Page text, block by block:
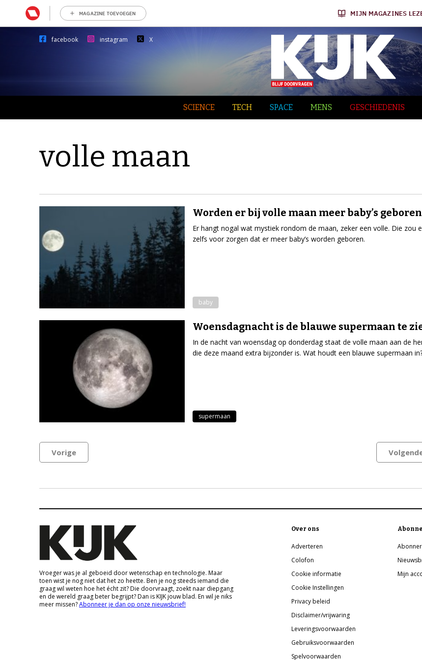
MAGAZINE TOEVOEGEN MIJN MAGAZINES
facebook instagram X
SCIENCE TECH SPACE MENS GESCHIEDENIS
volle maan
Worden er bij volle maan meer baby’s
Er hangt nogal wat mystiek rondom de maan, zeker een volle. Die zou
zelfs voor zorgen dat er meer baby’s worden geboren.
baby
Woensdagnacht is de blauwe supermaan te
In de nacht van woensdag op donderdag staat de volle maan aan de
die deze maand extra bijzonder is. Wat houdt een blauwe supermaan
supermaan
Vorige
Vroeger was je al geboeid door wetenschap en technologie. Maar
toen wist je nog niet dat het zo heette. Ben je nog steeds iemand die
graag wil weten hoe het écht zit? Die doorvraagt, zoekt naar diepgang
en de wereld graag beter begrijpt? Dan is KIJK jouw blad. En wil je niks
meer missen?Abonneer je dan op onze nieuwsbrief!
Over ons
Adverteren
Colofon
Cookie informatie
Cookie Instellingen
Privacy beleid
Disclaimer/vrijwaring
Leveringsvoorwaarden
Gebruiksvoorwaarden
Spelvoorwaarden
Mijn